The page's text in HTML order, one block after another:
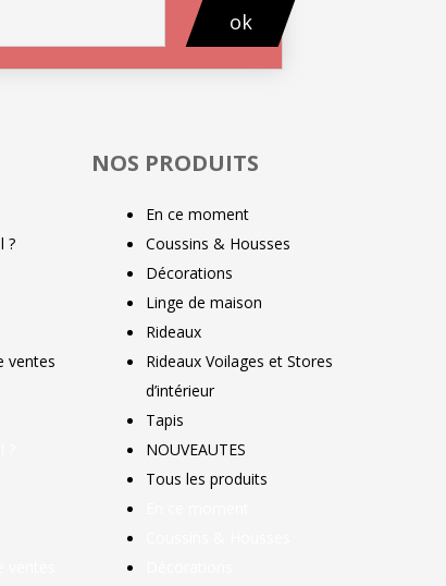
ok
?
ventes
NOS PRODUITS
En ce moment
Coussins & Housses
Décorations
Linge de maison
Rideaux
Rideaux Voilages et Stores
d’intérieur
Tapis
NOUVEAUTES
Tous les produits